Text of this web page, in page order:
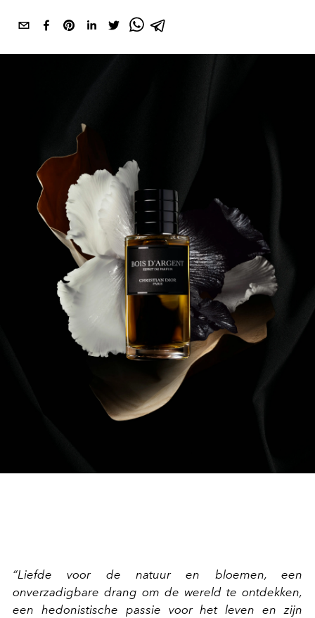
“Liefde voor de natuur en bloemen, een
onverzadigbare drang om de wereld te ontdekken,
een hedonistische passie voor het leven en zijn